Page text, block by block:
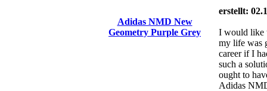
Adidas NMD New
Geometry Purple Grey
erstellt:
I would like
my life was
career if I
such a
ought to
Adidas